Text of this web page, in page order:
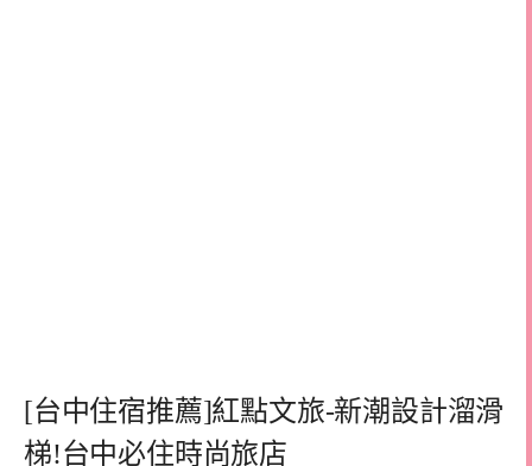
[台中住宿推薦]紅點文旅-新潮設計溜滑
梯!台中必住時尚旅店